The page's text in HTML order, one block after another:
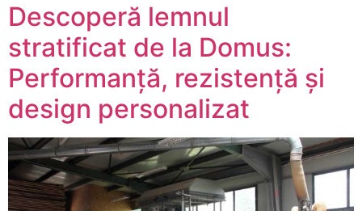
Descoperă lemnul
stratificat de la Domus:
Performanță, rezistență și
design personalizat